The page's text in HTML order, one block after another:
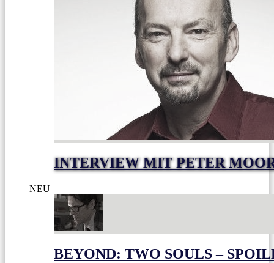
INTERVIEW MIT PETER
NEU
BEYOND: TWO SOULS –